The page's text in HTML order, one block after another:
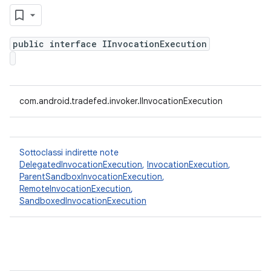
public interface IInvocationExecution
com.android.tradefed.invoker.IInvocationExecution
Sottoclassi indirette note
DelegatedInvocationExecution, InvocationExecution,
ParentSandboxInvocationExecution,
RemoteInvocationExecution,
SandboxedInvocationExecution